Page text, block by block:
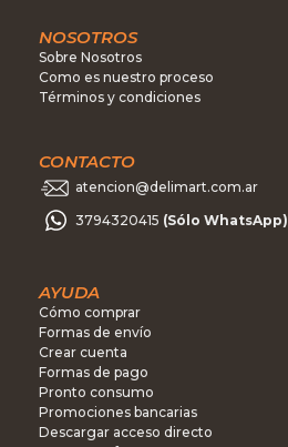
NOSOTROS
Sobre Nosotros
Como es nuestro proceso
Términos y condiciones
CONTACTO
atencion@delimart.com.ar
3794320415 (Sólo WhatsApp)
AYUDA
Cómo comprar
Formas de envío
Crear cuenta
Formas de pago
Pronto consumo
Promociones bancarias
Descargar acceso directo